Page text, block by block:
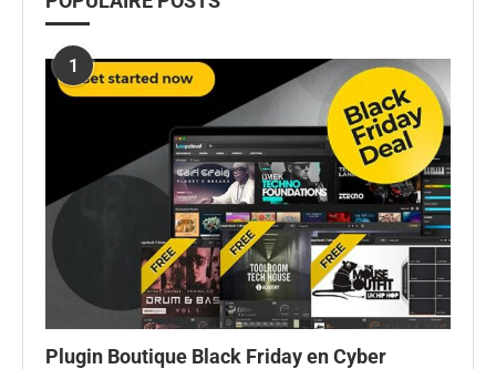
1
Plugin Boutique Black Friday en Cyber